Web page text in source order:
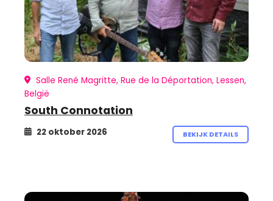
Salle René Magritte, Rue de la Déportation, Lessen,
België
South Connotation
22 oktober 2026 BEKIJK DETAILS